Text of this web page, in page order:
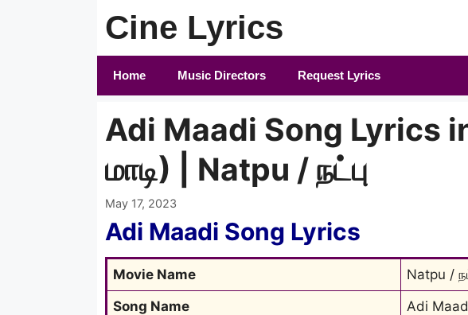
Cine Lyrics
Home Music Directors Request Lyrics
Adi Maadi Song Lyrics
மாடி) | Natpu / நட்பு
May 17, 2023
Adi Maadi Song Lyrics
Movie Name
Natpu /
Song Name
Adi